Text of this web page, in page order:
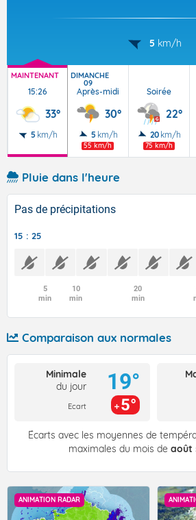
5 km/h
MAINTENANT
15:26
33°
5 km/h
DIMANCHE
09
Après-midi
30°
5 km/h
55 km/h
Soirée
22°
20 km/h
75 km/h
Pluie dans l'heure
Pas de précipitations
15 : 25
5
min
10
min
20
min
Comparaison aux normales
Minimale
du jour
Ecart
19°
5°
Écarts avec les moyennes de
maximales du mois de août
ANIMATION RADAR